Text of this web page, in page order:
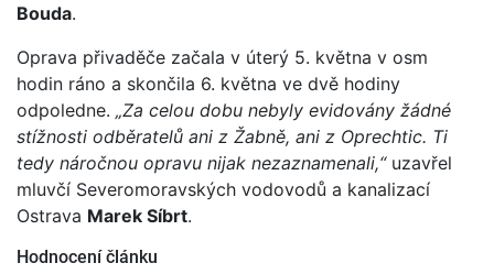
Bouda.
Oprava přivaděče začala v úterý 5. května v osm
hodin ráno a skončila 6. května ve dvě hodiny
odpoledne. „Za celou dobu nebyly evidovány žádné
stížnosti odběratelů ani z Žabně, ani z Oprechtic. Ti
tedy náročnou opravu nijak nezaznamenali,“uzavřel
mluvčí Severomoravských vodovodů a kanalizací
Ostrava Marek Síbrt.
Hodnocení článku